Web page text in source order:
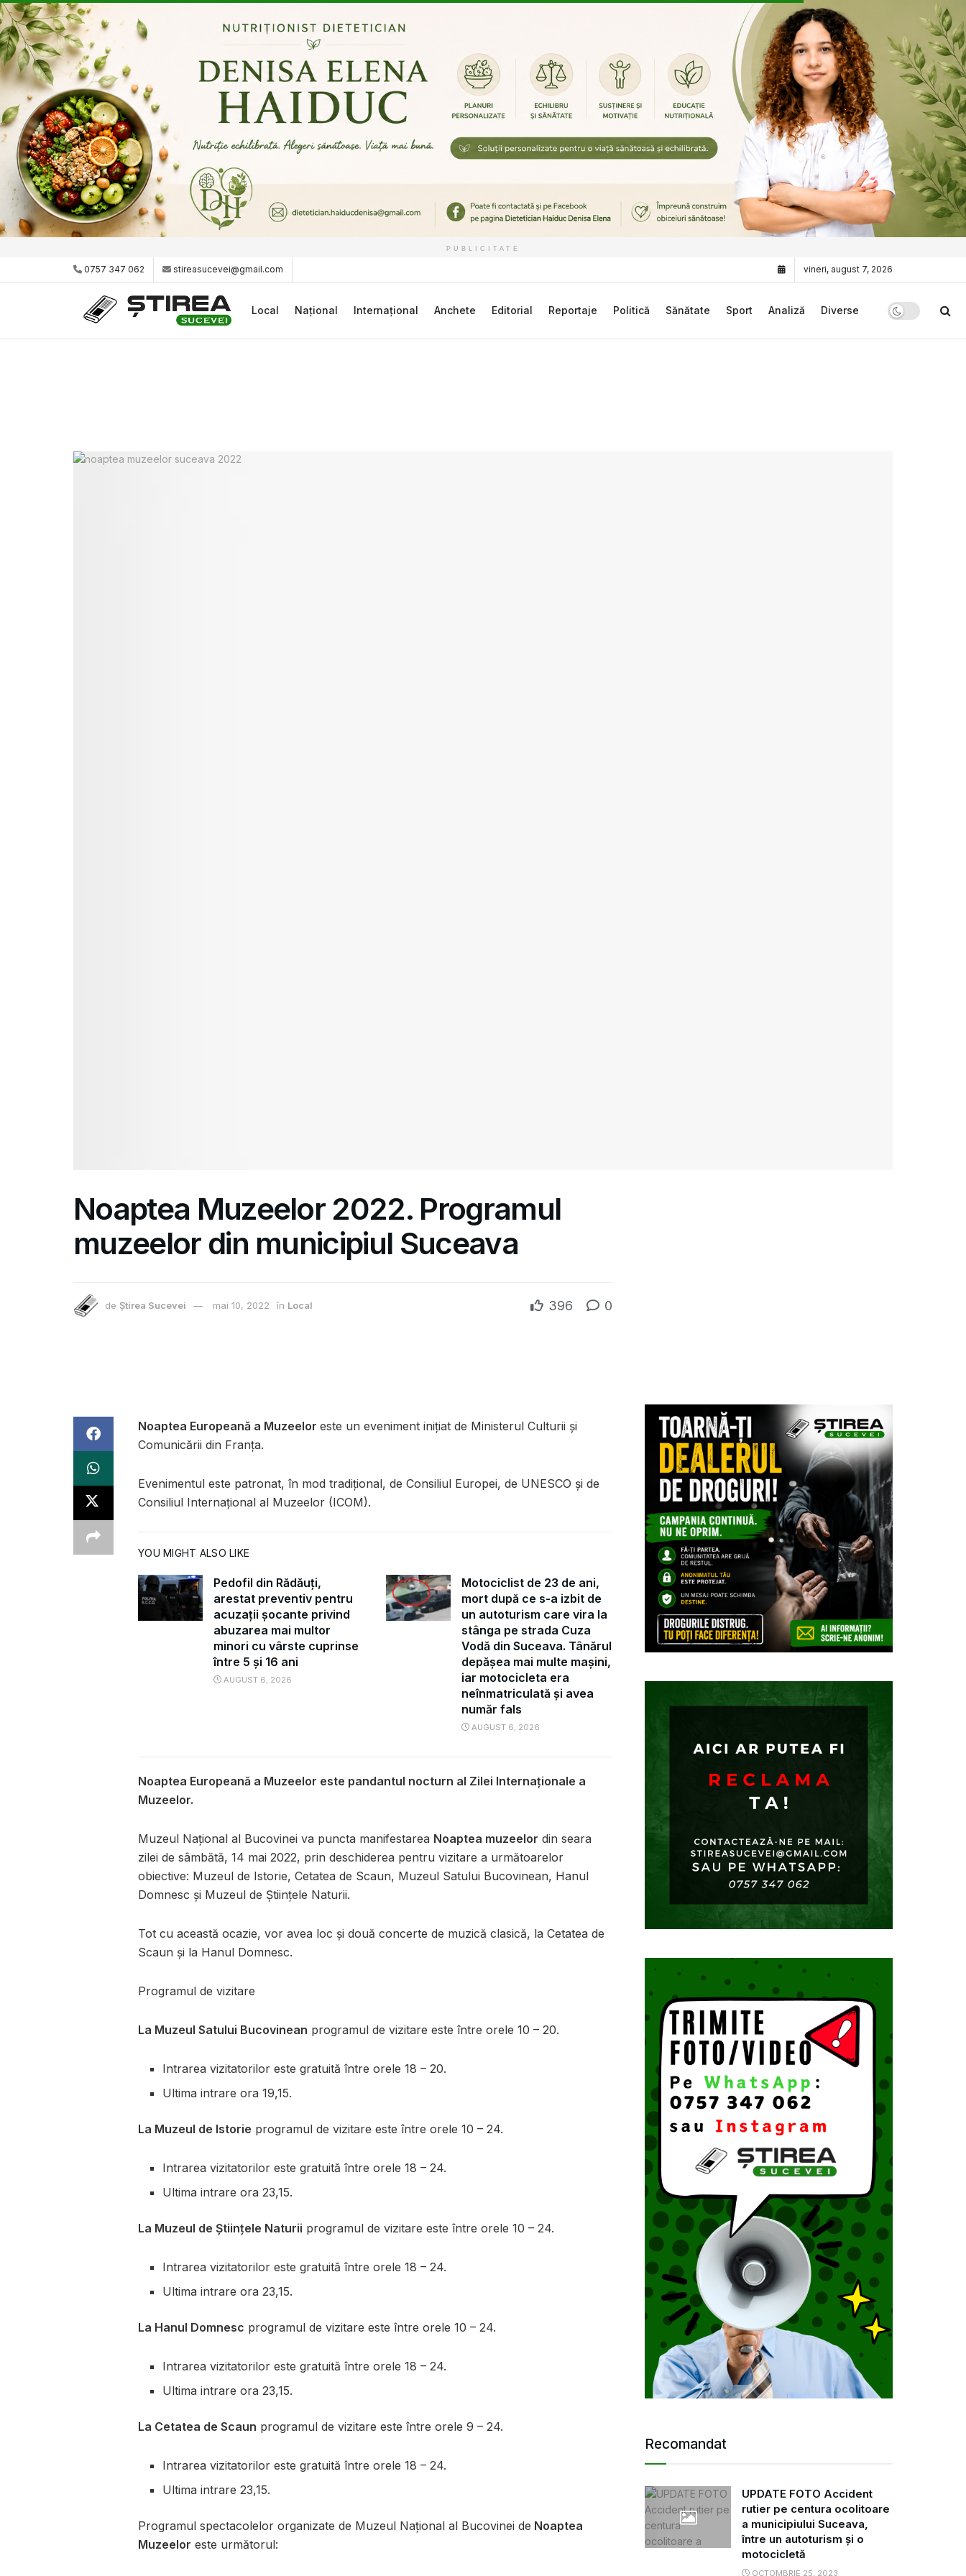
PUBLICITATE
0757 347 062 stireasucevei@gmail.com vineri, august 7, 2026
Local Național Internațional Anchete Editorial Reportaje Politică Sănătate Sport Analiză Diverse
Noaptea Muzeelor 2022. Programul
muzeelor din municipiul Suceava
de Știrea Sucevei mai 10, 2022 în Local 396 0
Noaptea Europeană a Muzeelor este un eveniment iniţiat de Ministerul Culturii şi
Comunicării din Franţa.
Evenimentul este patronat, în mod tradiţional, de Consiliul Europei, de UNESCO și de
Consiliul Internațional al Muzeelor (ICOM).
YOU MIGHT ALSO LIKE
Pedofil din Rădăuți,
arestat preventiv pentru
acuzații șocante privind
abuzarea mai multor
minori cu vârste cuprinse
între 5 și 16 ani
AUGUST 6, 2026
Motociclist de 23 de ani,
mort după ce s-a izbit de
un autoturism care vira la
stânga pe strada Cuza
Vodă din Suceava. Tânărul
depășea mai multe mașini,
iar motocicleta era
neînmatriculată și avea
număr fals
AUGUST 6, 2026
Noaptea Europeană a Muzeelor este pandantul nocturn al Zilei Internaţionale a
Muzeelor.
Muzeul Național al Bucovinei va puncta manifestarea Noaptea muzeelor din seara
zilei de sâmbătă, 14 mai 2022, prin deschiderea pentru vizitare a următoarelor
obiective: Muzeul de Istorie, Cetatea de Scaun, Muzeul Satului Bucovinean, Hanul
Domnesc și Muzeul de Științele Naturii.
Tot cu această ocazie, vor avea loc și două concerte de muzică clasică, la Cetatea de
Scaun și la Hanul Domnesc.
Programul de vizitare
La Muzeul Satului Bucovinean programul de vizitare este între orele 10 – 20.
Intrarea vizitatorilor este gratuită între orele 18 – 20.
Ultima intrare ora 19,15.
La Muzeul de Istorie programul de vizitare este între orele 10 – 24.
Intrarea vizitatorilor este gratuită între orele 18 – 24.
Ultima intrare ora 23,15.
La Muzeul de Științele Naturii programul de vizitare este între orele 10 – 24.
Intrarea vizitatorilor este gratuită între orele 18 – 24.
Ultima intrare ora 23,15.
La Hanul Domnesc programul de vizitare este între orele 10 – 24.
Intrarea vizitatorilor este gratuită între orele 18 – 24.
Ultima intrare ora 23,15.
La Cetatea de Scaun programul de vizitare este între orele 9 – 24.
Intrarea vizitatorilor este gratuită între orele 18 – 24.
Ultima intrare 23,15.
Programul spectacolelor organizate de Muzeul Național al Bucovinei de Noaptea
Muzeelor este următorul:
Recomandat
UPDATE FOTO Accident
rutier pe centura ocolitoare
a municipiului Suceava,
între un autoturism și o
motocicletă
OCTOMBRIE 25, 2023